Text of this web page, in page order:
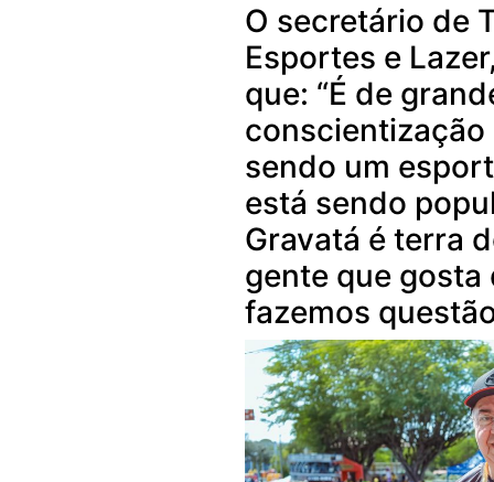
O secretário de
Esportes e
que: “É de
conscientização
sendo um
está sendo
Gravatá é terra
gente que
fazemos